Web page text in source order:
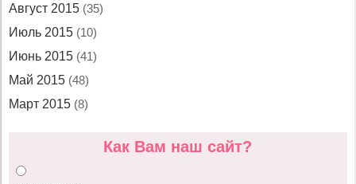
Август 2015 (35)
Июль 2015 (10)
Июнь 2015 (41)
Май 2015 (48)
Март 2015 (8)
Как Вам наш сайт?